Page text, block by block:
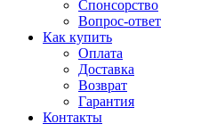
Спонсорство
Вопрос-ответ
Как купить
Оплата
Доставка
Возврат
Гарантия
Контакты